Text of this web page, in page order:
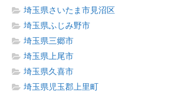
埼玉県さいたま市見沼区
埼玉県ふじみ野市
埼玉県三郷市
埼玉県上尾市
埼玉県久喜市
埼玉県児玉郡上里町